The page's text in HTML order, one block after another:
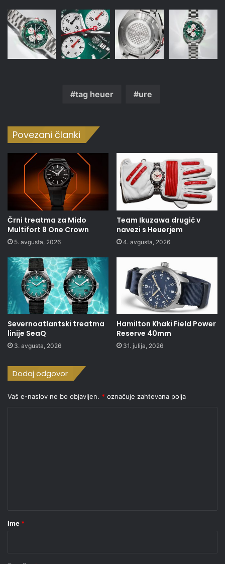
tag heuer ure
Povezani članki
Črni treatma za Mido
Multifort 8 One Crown
5. avgusta, 2026
Team Ikuzawa drugič v
navezi s Heuerjem
4. avgusta, 2026
Severnoatlantski treatma
linije SeaQ
3. avgusta, 2026
Hamilton Khaki Field Power
Reserve 40mm
31. julija, 2026
Dodaj odgovor
Vaš e-naslov ne bo objavljen. * označuje zahtevana polja
rIme *